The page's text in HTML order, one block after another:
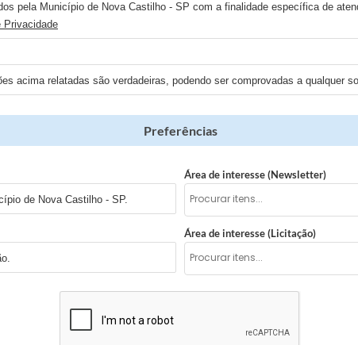
pela Município de Nova Castilho - SP com a finalidade específica de
Privacidade
acima relatadas são verdadeiras, podendo ser comprovadas a qualquer
Preferências
de Nova Castilho - SP.
Área de interesse (Newsletter)
Área de interesse (Licitação)